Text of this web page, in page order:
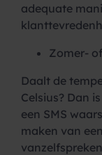
adequate
Zomer-
Daalt de
Celsius? Dan
een SMS
maken van